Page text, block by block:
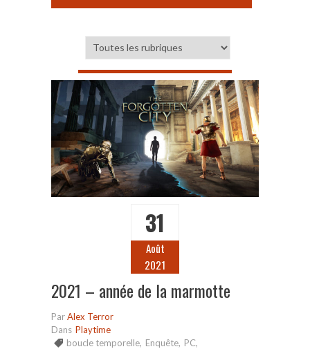
31
Août
2021
2021 – année de la marmotte
ParAlex Terror
Dans Playtime
boucle temporelle, Enquête, PC,